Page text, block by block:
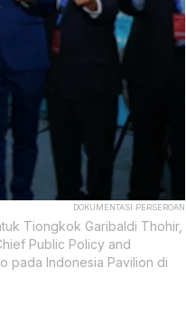
DOKUMENTASI PERSEROAN
Tiongkok Garibaldi Thohir,
Public Policy and
pada Indonesia Pavilion di